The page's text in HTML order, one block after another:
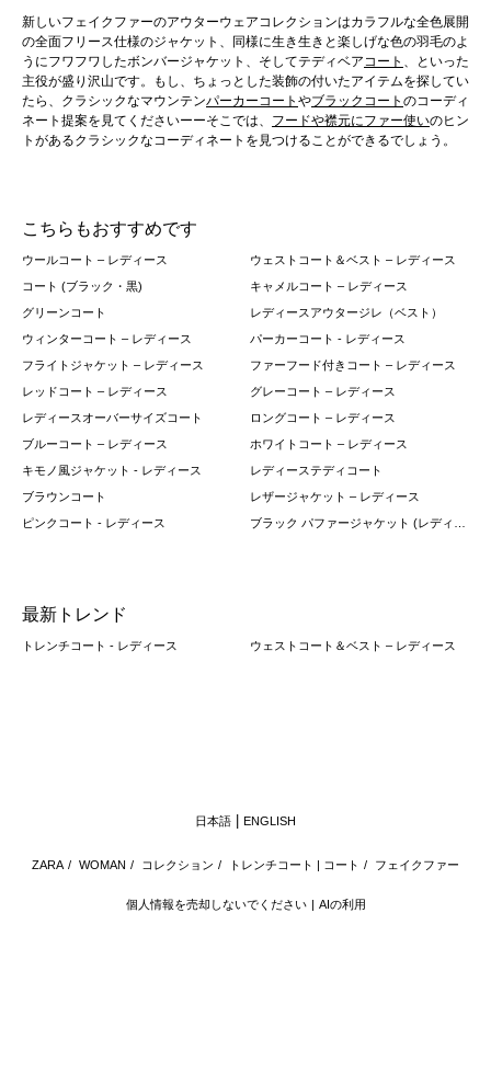
新しいフェイクファーのアウターウェアコレクションはカラフルな全色展開
の全面フリース仕様のジャケット、同様に生き生きと楽しげな色の羽毛のよ
うにフワフワしたボンバージャケット、そしてテディベアコート 、といった
主役が盛り沢山です。もし、ちょっとした装飾の付いたアイテムを探してい
たら、クラシックなマウンテンパーカーコート やブラックコート のコーディ
ネート提案を見てくださいーーそこでは、 フードや襟元にファー使いのヒン
トがあるクラシックなコーディネートを見つけることができるでしょう。
こちらもおすすめです
ウールコート – レディース
ウェストコート＆ベスト – レディース
コート (ブラック・黒)
キャメルコート – レディース
グリーンコート
レディースアウタージレ（ベスト）
ウィンターコート – レディース
パーカーコート - レディース
フライトジャケット – レディース
ファーフード付きコート – レディース
レッドコート – レディース
グレーコート – レディース
レディースオーバーサイズコート
ロングコート – レディース
ブルーコート – レディース
ホワイトコート – レディース
キモノ風ジャケット - レディース
レディーステディコート
ブラウンコート
レザージャケット – レディース
ピンクコート - レディース
最新トレンド
トレンチコート - レディース ウェストコート＆ベスト – レディース
個人情報を売却しないでください AIの利用
ZARA / WOMAN / コレクション / トレンチコート | コート / フェイクファー
日本語 ENGLISH